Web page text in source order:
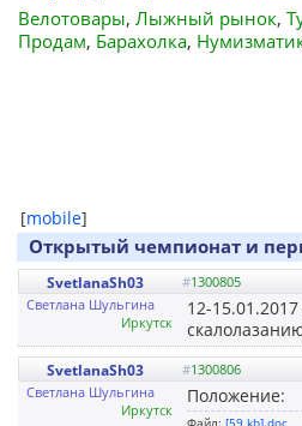
Велотовары, Лыжный рынок,
Продам, Барахолка,
[mobile]
Открытый чемпионат и
SvetlanaSh03 #1300805
Светлана Шульгина
Иркутск
12-
SvetlanaSh03 #1300806
Светлана Шульгина
Иркутск
Положение:
Файл: [59 kb].doc